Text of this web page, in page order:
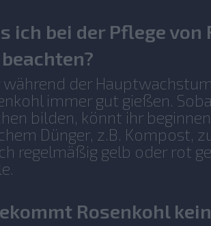
ich bei der Pflege von
während der
immer gut gießen.
bilden, könnt ihr
Dünger, z.B. Kompost,
regelmäßig gelb oder rot
Rosenkohl